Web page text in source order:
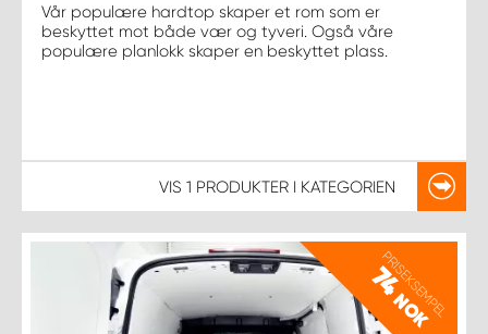
Vår populære hardtop skaper et rom som er
beskyttet mot både vær og tyveri. Også våre
populære planlokk skaper en beskyttet plass.
VIS 1 PRODUKTER I KATEGORIEN
PRISEKSEMPEL
74
NOK